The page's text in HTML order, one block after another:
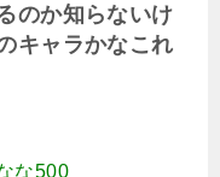
のか知らないけ
キャラかなこれ
な500